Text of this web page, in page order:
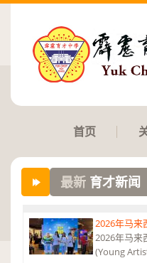
首页
最新 育才新闻
2026年马来
2026年马来
(Young